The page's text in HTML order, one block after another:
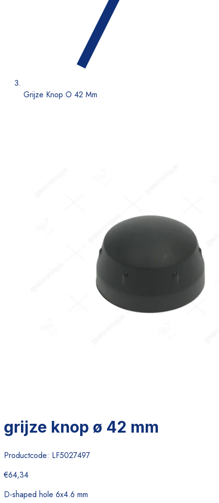
Grijze Knop O 42 Mm
grijze knop ø 42 mm
Productcode: LF5027497
€64,34
D-shaped hole 6x4.6 mm